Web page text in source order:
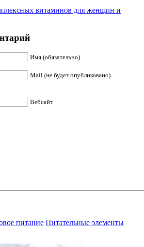
витаминов для женщин и
Имя (обязательно)
Mail (не будет опубликовано)
Вебсайт
питание Питательные элементы